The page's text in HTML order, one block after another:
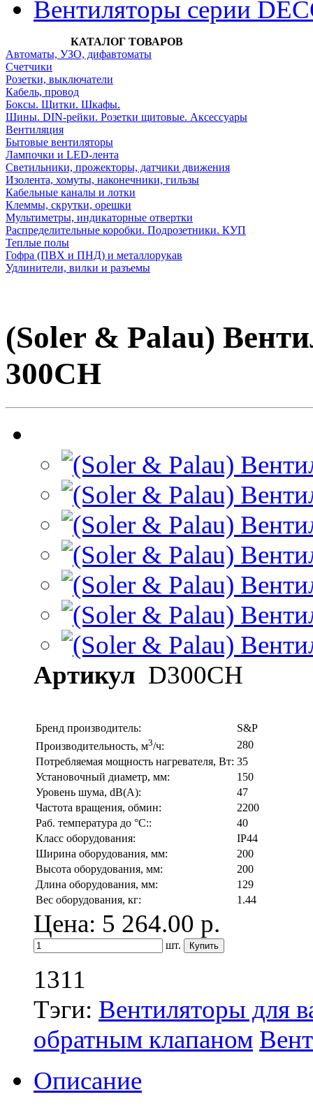
Вентиляторы серии
КАТАЛОГ ТОВАРОВ
Автоматы, УЗО, дифавтоматы
Счетчики
Розетки, выключатели
Кабель, провод
Боксы. Щитки. Шкафы.
Шины. DIN-рейки. Розетки щитовые. Аксессуары
Вентиляция
Бытовые вентиляторы
Лампочки и LED-лента
Светильники, прожекторы, датчики движения
Изолента, хомуты, наконечники, гильзы
Кабельные каналы и лотки
Клеммы, скрутки, орешки
Мультиметры, индикаторные отвертки
Распределительные коробки. Подрозетники. КУП
Теплые полы
Гофра (ПВХ и ПНД) и металлорукав
Удлинители, вилки и разъемы
(Soler & Palau)
300CH
Артикул D300CH
Бренд производитель:
S&P
Производительность, м3/ч:
280
Потребляемая мощность нагревателя, Вт: 35
Установочный диаметр, мм:
150
Уровень шума, dB(A):
47
Частота вращения, обмин:
2200
Раб. температура до °С::
40
Класс оборудования:
IP44
Ширина оборудования, мм:
200
Высота оборудования, мм:
200
Длина оборудования, мм:
129
Вес оборудования, кг:
1.44
Цена: 5 264.00 р.
шт.
1311
Тэги: Вентиляторы для
обратным клапаном
Описание